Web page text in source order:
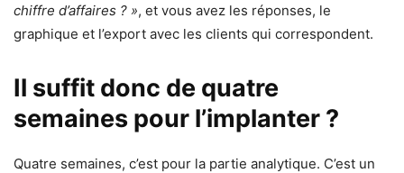
chiffre d’affaires ? », et vous avez les réponses, le
graphique et l’export avec les clients qui correspondent.
Il suffit donc de quatre
semaines pour l’implanter ?
Quatre semaines, c’est pour la partie analytique. C’est un